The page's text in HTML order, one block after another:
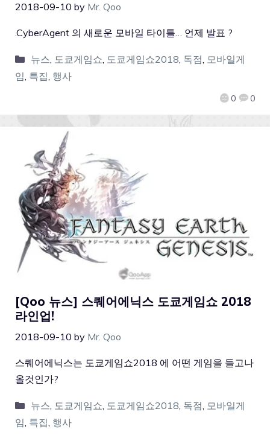
2018-09-10 by Mr. Qoo
0 0
.CyberAgent 의 새로운 모바일 타이틀… 언제 발표 ?
뉴스, 도쿄게임쇼, 도쿄게임쇼2018, 독점, 모바일게
임, 특집, 행사
[Qoo 뉴스] 스퀘어에닉스 도쿄게임쇼 2018
라인업!
2018-09-10 by Mr. Qoo
스퀘어에닉스는 도쿄게임쇼2018 에 어떤 게임을 들고나
올것인가?
뉴스 도쿄게임쇼 도쿄게임쇼2018 독점 모바일게
임 특집 행사